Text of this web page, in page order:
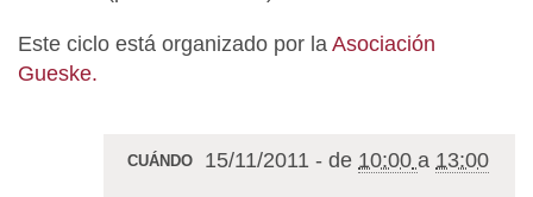
Este ciclo está organizado por la Asociación
Gueske.
CUÁNDO 15/11/2011 - de 10:00 a 13:00